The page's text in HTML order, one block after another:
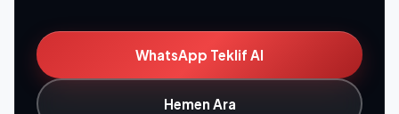
WhatsApp Teklif Al
Hemen Ara